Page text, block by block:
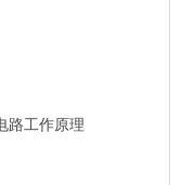
路工作原理